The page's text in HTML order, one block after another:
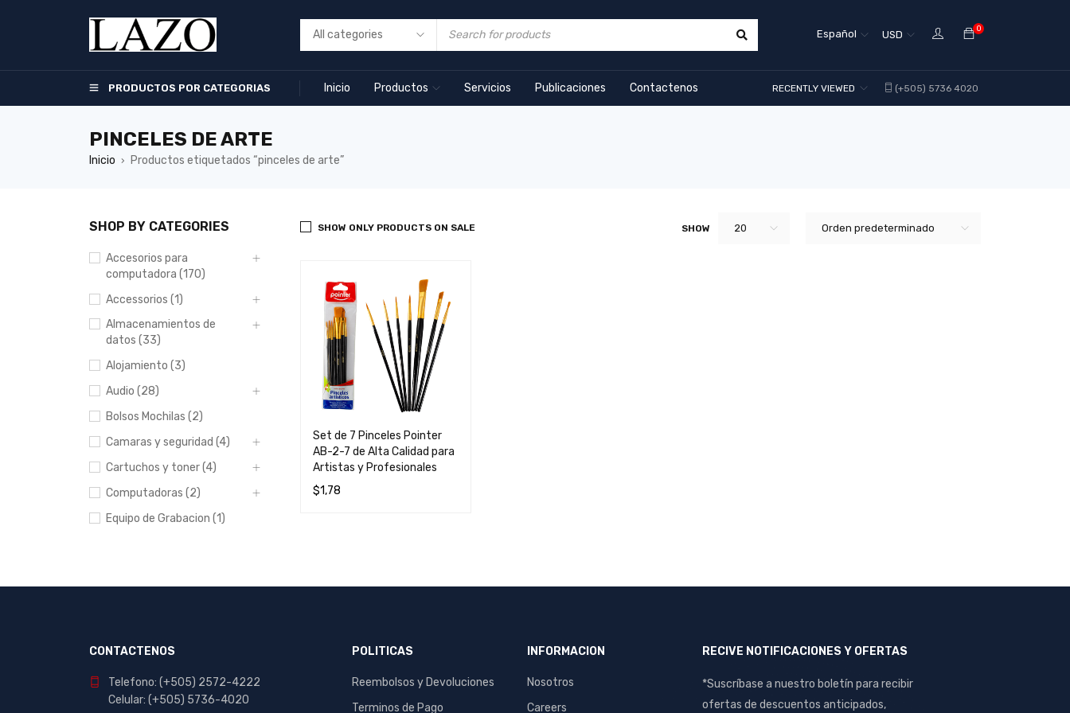
0
USD
Español
PRODUCTOS POR CATEGORIAS Inicio Productos Servicios Publicaciones Contactenos (+505) 5736 4020
RECENTLY VIEWED
PINCELES DE ARTE
Inicio › Productos etiquetados “pinceles de arte”
SHOP BY CATEGORIES
Accesorios para
computadora (170)
Accessorios (1)
Almacenamientos de
datos (33)
Alojamiento (3)
Audio (28)
Bolsos Mochilas (2)
Camaras y seguridad (4)
Cartuchos y toner (4)
Computadoras (2)
Equipo de Grabacion (1)
Muebles (1)
Portables y
Orden predeterminado
SHOW 20
SHOW ONLY PRODUCTS ON SALE
Set de 7 Pinceles Pointer
AB-2-7 de Alta Calidad para
Artistas y Profesionales
$1,78
CONTACTENOS
Telefono: (+505) 2572-4222
Celular: (+505) 5736-4020
POLITICAS
Reembolsos y Devoluciones
Terminos de Pago
INFORMACION
Nosotros
Careers
RECIVE NOTIFICACIONES Y OFERTAS
*Suscríbase a nuestro boletín para recibir
ofertas de descuentos anticipados,